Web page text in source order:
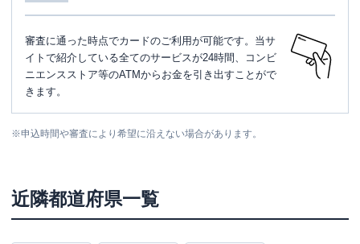
審査に通った時点でカードのご利用が可能です。当サ
イトで紹介している全てのサービスが24時間、コンビ
ニエンスストア等のATMからお金を引き出すことがで
きます。
※申込時間や審査により希望に沿えない場合があります。
近隣都道府県一覧